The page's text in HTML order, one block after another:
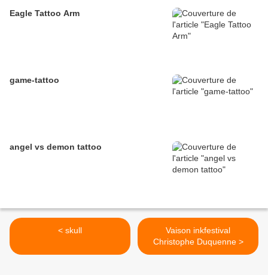
Eagle Tattoo Arm
game-tattoo
angel vs demon tattoo
< skull
Vaison inkfestival
Christophe Duquenne >